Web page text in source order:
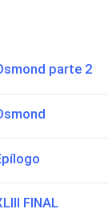
parte 2
FINAL